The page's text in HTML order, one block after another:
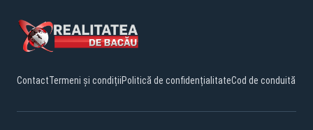
ContactTermeni și condițiiPolitică de confidențialitateCod de conduită